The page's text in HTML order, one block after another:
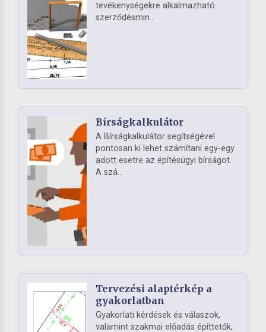
tevékenységekre alkalmazható
szerződésmin...
Bírságkalkulátor
A Bírságkalkulátor segítségével
pontosan ki lehet számítani egy-egy
adott esetre az építésügyi bírságot.
A szá...
Tervezési alaptérkép a
gyakorlatban
Gyakorlati kérdések és válaszok,
valamint szakmai előadás építtetők,